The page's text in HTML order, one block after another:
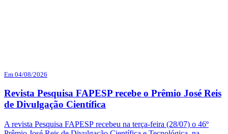
Em 04/08/2026
Revista Pesquisa FAPESP recebe o Prêmio José Reis
de Divulgação Científica
A revista Pesquisa FAPESP recebeu na terça-feira (28/07) o 46º